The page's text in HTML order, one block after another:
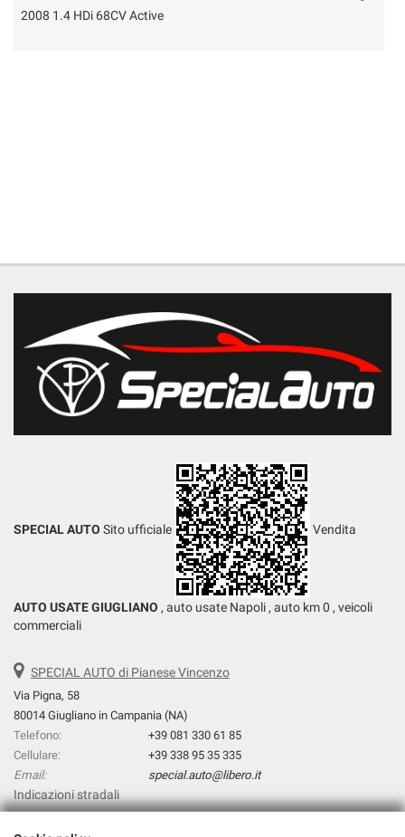
SEGUICI SU FACEBOOK
2008 1.4 HDi 68CV Active
SPECIAL AUTO Sito ufficiale Vendita
AUTO USATE GIUGLIANO , auto usate Napoli , auto km 0 , veicoli
commerciali
SPECIAL AUTO di Pianese Vincenzo
Via Pigna, 58
80014 Giugliano in Campania (NA)
Telefono:
+39 081 330 61 85
Cellulare:
+39 338 95 35 335
Email:
special.auto@libero.it
Indicazioni stradali